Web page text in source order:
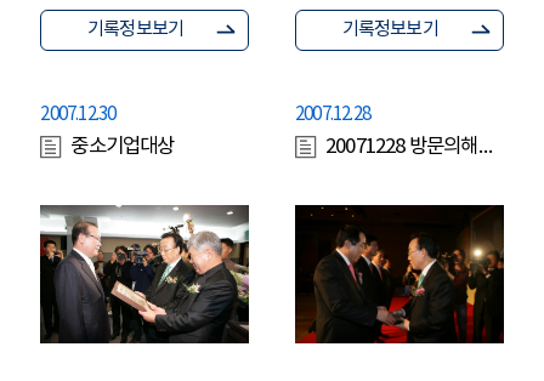
기록정보보기 기록정보보기
2007.12.30
중소기업대상
2007.12.28
20071228 방문의해성과보고회